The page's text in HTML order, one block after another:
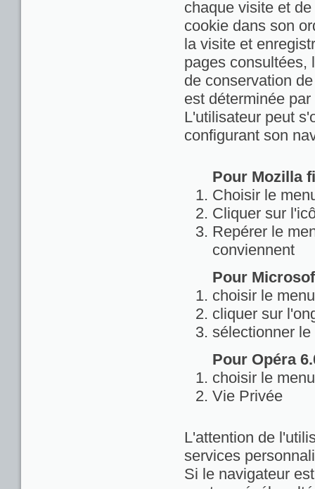
chaque visite et
cookie dans son
la visite et
pages consultées,
de conservation
est déterminée
L'utilisateur peut
configurant son
Pour Mozilla
Choisir le
Cliquer sur
Repérer le
conviennent
Pour
choisir le
cliquer sur
sélectionner
Pour Opéra
choisir le
Vie Privée
L'attention de
services
Si le navigateur